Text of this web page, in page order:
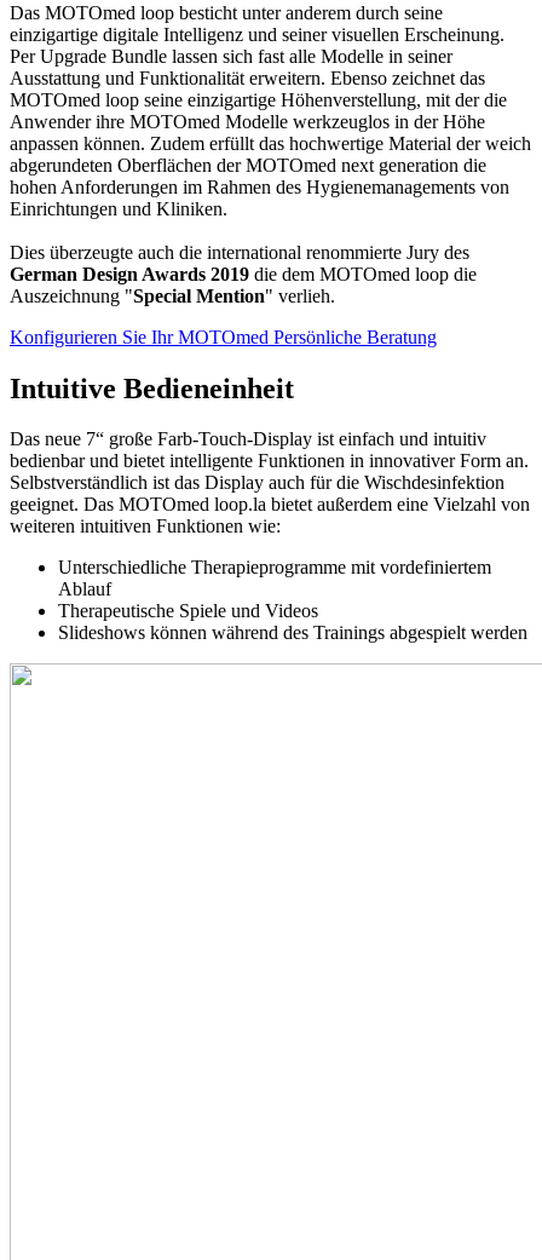
Das MOTOmed loop besticht unter anderem durch seine
einzigartige digitale Intelligenz und seiner visuellen Erscheinung.
Per Upgrade Bundle lassen sich fast alle Modelle in seiner
Ausstattung und Funktionalität erweitern. Ebenso zeichnet das
MOTOmed loop seine einzigartige Höhenverstellung, mit der die
Anwender ihre MOTOmed Modelle werkzeuglos in der Höhe
anpassen können. Zudem erfüllt das hochwertige Material der weich
abgerundeten Oberflächen der MOTOmed next generation die
hohen Anforderungen im Rahmen des Hygienemanagements von
Einrichtungen und Kliniken.
Dies überzeugte auch die international renommierte Jury des
German Design Awards 2019 die dem MOTOmed loop die
Auszeichnung "Special Mention" verlieh.
Konfigurieren Sie Ihr MOTOmed Persönliche Beratung
Intuitive Bedieneinheit
Das neue 7“ große Farb-Touch-Display ist einfach und intuitiv
bedienbar und bietet intelligente Funktionen in innovativer Form an.
Selbstverständlich ist das Display auch für die Wischdesinfektion
geeignet. Das MOTOmed loop.la bietet außerdem eine Vielzahl von
weiteren intuitiven Funktionen wie:
Unterschiedliche Therapieprogramme mit vordefiniertem
Ablauf
Therapeutische Spiele und Videos
Slideshows können während des Trainings abgespielt werden